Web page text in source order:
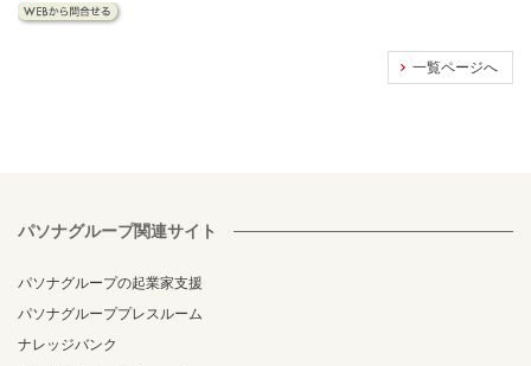
一覧ページへ
パソナグループ関連サイト
パソナグループの起業家支援
パソナグループプレスルーム
ナレッジバンク